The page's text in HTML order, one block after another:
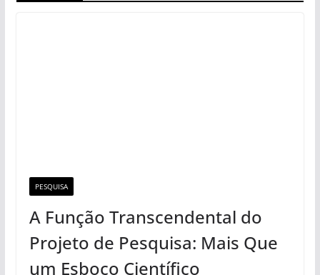
PESQUISA
A Função Transcendental do
Projeto de Pesquisa: Mais Que
um Esboço Científico